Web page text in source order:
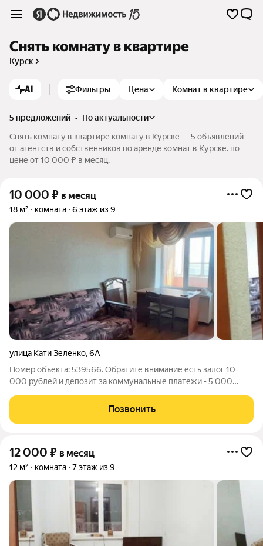
Снять комнату в квартире
Курск
AI Фильтры Цена Комнат в квартире
5 предложений •
по актуальности
Снять комнату в квартире комнату в Курске — 5 объявлений
от агентств и собственников по аренде комнат в Курске. по
цене от 10 000 ₽ в месяц.
10 000 ₽ в месяц
18 м² комната 6 этаж из 9
улица Кати Зеленко,6А
Номер объекта: 539566. Обратите внимание есть залог 10
000 рублей и депозит за коммунальные платежи - 5 000
студента любого ВУЗа, без вредных привычек. В других
комнатах живут студенты.
Позвонить
12 000 ₽ в месяц
12 м² комната 7 этаж из 9